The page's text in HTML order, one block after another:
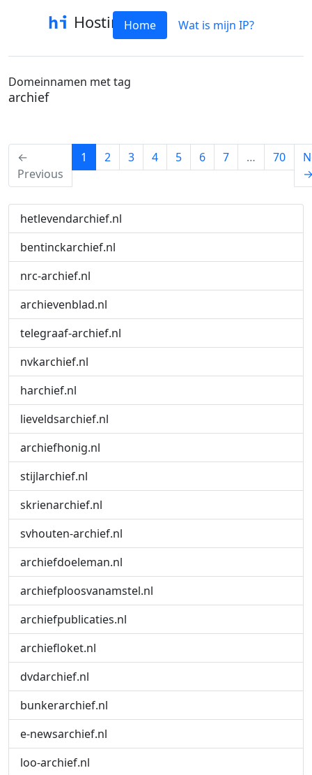
HostinfoHome Wat is mijn IP?
Domeinnamen met tag
archief
←
Previous
1 (current)
2 3 4 5 6 7 … 70
hetlevendarchief.nl
bentinckarchief.nl
nrc-archief.nl
archievenblad.nl
telegraaf-archief.nl
nvkarchief.nl
harchief.nl
lieveldsarchief.nl
archiefhonig.nl
stijlarchief.nl
skrienarchief.nl
svhouten-archief.nl
archiefdoeleman.nl
archiefploosvanamstel.nl
archiefpublicaties.nl
archiefloket.nl
dvdarchief.nl
bunkerarchief.nl
e-newsarchief.nl
loo-archief.nl